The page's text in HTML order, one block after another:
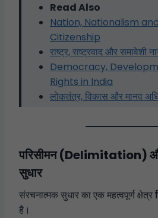
Read Also
Nation, Nationalism
Citizenship
राष्ट्र, राष्ट्रवाद और समावेशी
Democracy,
Rights in India
लोकतंत्र, विकास और मानव
परिसीमन (Delimitation) और
सुधार
संरचनात्मक सुधार का एक महत्वपूर्ण क्षेत्र
है।